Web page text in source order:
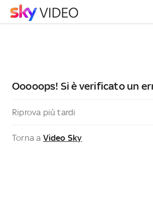
Ooooops! Si è verificato un
Riprova più tardi
Torna a Video Sky